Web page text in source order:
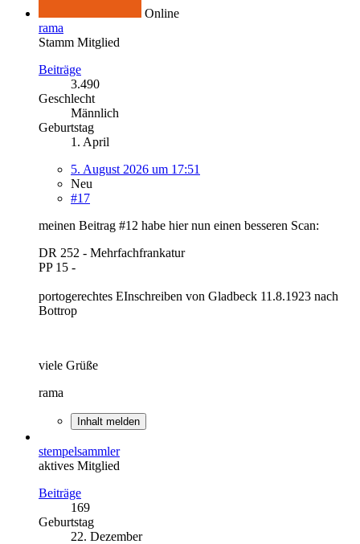
Online
rama
Stamm Mitglied
Beiträge
3.490
Geschlecht
Männlich
Geburtstag
1. April
5. August 2026 um 17:51
Neu
#17
meinen Beitrag #12 habe hier nun einen besseren Scan:
DR 252 - Mehrfachfrankatur
PP 15 -
portogerechtes EInschreiben von Gladbeck 11.8.1923 nach
Bottrop
viele Grüße
rama
Inhalt melden
stempelsammler
aktives Mitglied
Beiträge
169
Geburtstag
22. Dezember